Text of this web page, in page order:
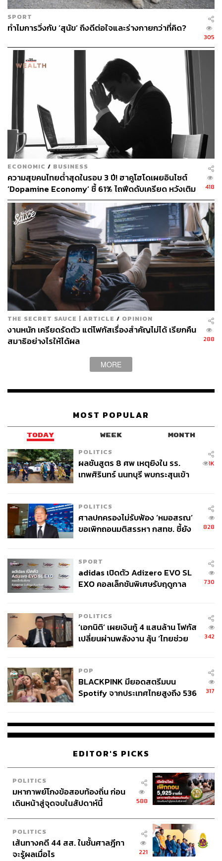
โปรแกรม Oxytocin Ayurvedic Sunrise เหมาะสำหรับผู้ที่มี
เวลาอย่างน้อย 4 ชั่วโมง และต้องการดูแลตัวเองแบบองค์รวม
หรือใครที่มีอาการต่อไปนี้
พลังงาน
ต้องการผ่อนคลายความเครียดและความวิตกกังวล
ต้องการปรับสมดุลอารมณ์และจิตใจ
มองหาประสบการณ์สปาที่มากกว่าการผ่อนคลายทั่วไป
ต้องการเชื่อมต่อกับตัวเองและเพิ่มความมั่นใจจาก
ภายใน
Location
DivanaScentuara Spa
Open:ทุกวัน เวลา 11.00-23.00 น.
Address:16/15 ซอยสมคิด แขวงลุมพินี เขตปทุมวัน
กรุงเทพฯ
Contact:0 2661 6784
Website:scentura.divanaspa.com/scentuaraspa
‘Oxytocin Ayurvedic Sunrise’ คือโปรแกรมสปารูปแบบใหม่
ของ divana ใช้แนวคิดจากแสงแรกของวันใหม่ เป็น
ผ่านช่วงเวลาที่มืดมิด
SPORT
ทำไมการวิ่งกับ ‘สุนัข’ ถึงดีต่อใจและร่างกายกว่าที่คิด?
305
ECONOMIC / BUSINESS
ความสุขคนไทยต่ำสุดในรอบ 3 ปี! ฮาคูโฮโดเผยอินไซต์
‘Dopamine Economy’ ชี้ 61% ไถฟีดดับเครียด หวังเติม
พลังใจรายวัน
418
THE SECRET SAUCE | ARTICLE / OPINION
งานหนัก เครียดรัดตัว แต่โฟกัสเรื่องสำคัญไม่ได้ เรียกคืน
สมาธิอย่างไรให้ได้ผล
288
MORE
MOST POPULAR
TODAY WEEK MONTH
POLITICS
ผลชันสูตร 8 ศพ เหตุยิงใน รร.
เทพศิรินทร์ นนทบุรี พบกระสุนเข้า
1K
POLITICS
ศาลปกครองไม่รับฟ้อง ‘หมอสรณ’
ขอเพิกถอนมติสรรหา กสทช. ชี้ยัง
828
SPORT
adidas เปิดตัว Adizero EVO SL
EXO คอลเล็กชันพิเศษรับฤดูกาล
730
POLITICS
‘เอกนิติ’ เผยเงินกู้ 4 แสนล้าน โฟกัส
เปลี่ยนผ่านพลังงาน ลุ้น ‘ไทยช่วย
342
POP
BLACKPINK มียอดสตรีมบน
Spotify จากประเทศไทยสูงถึง 536
317
EDITOR'S PICKS
POLITICS
มหากาพย์โกงข้อสอบท้องถิ่น ก่อน
เดินหน้าสู่จุดจบในสัปดาห์นี้
588
POLITICS
เส้นทางคดี 44 สส. ในชั้นศาลฎีกา
จะรู้ผลเมื่อไร
221